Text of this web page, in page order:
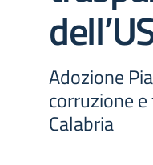
Adozione
corruzione
Calabria